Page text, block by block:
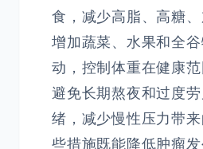
食，减少高脂、高糖、
增加蔬菜、水果和全
动，控制体重在健康范
避免长期熬夜和过度
绪，减少慢性压力带
些措施既能降低肿瘤